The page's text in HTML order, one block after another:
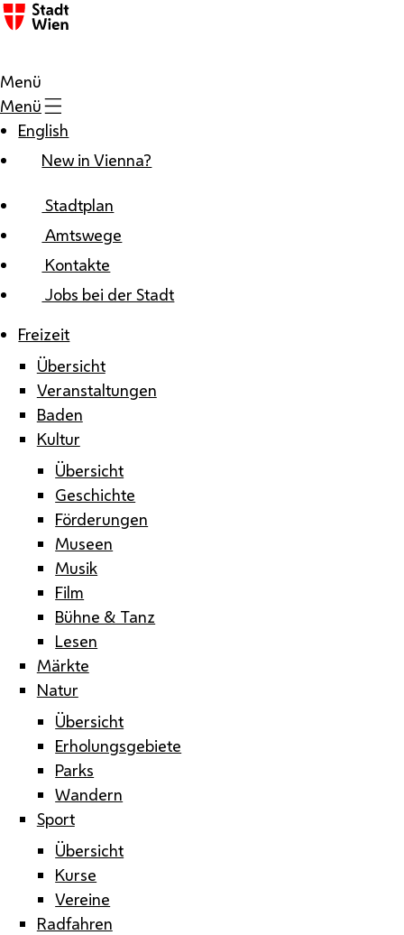
Zum Inhalt
Menü
Menü
English
New in Vienna?
Stadtplan
Amtswege
Kontakte
Jobs bei der Stadt
Freizeit
Übersicht
Veranstaltungen
Baden
Kultur
Übersicht
Geschichte
Förderungen
Museen
Musik
Film
Bühne & Tanz
Lesen
Märkte
Natur
Übersicht
Erholungsgebiete
Parks
Wandern
Sport
Übersicht
Kurse
Vereine
Radfahren